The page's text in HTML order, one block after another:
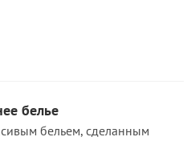
белье
бельем, сделанным